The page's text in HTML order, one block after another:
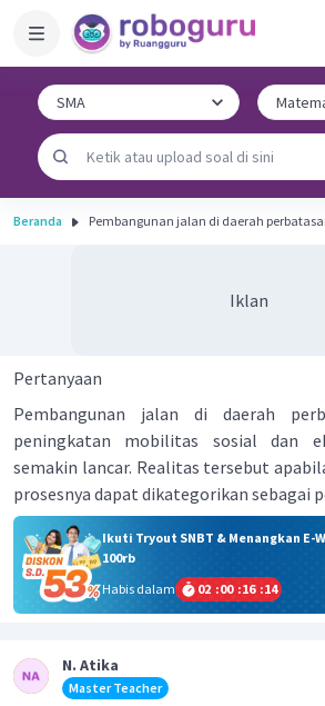
Beranda Pembangunan jalan di daerah
Iklan
Pertanyaan
Pembangunan jalan di daerah
peningkatan mobilitas sosial dan
semakin lancar. Realitas tersebut
prosesnya dapat dikategorikan sebagai
Ikuti Tryout SNBT & Menangkan E-
100rb
Habis dalam
02 :00 :16 :14
N. Atika
Master Teacher